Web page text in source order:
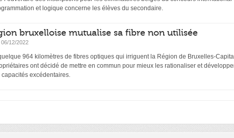
et logique concerne les élèves du secondaire.
bruxelloise mutualise sa fibre non utilisée
06/12/2022
964 kilomètres de fibres optiques qui irriguent la Région de Bruxelles-
ont décidé de mettre en commun pour mieux les rationaliser et
excédentaires.